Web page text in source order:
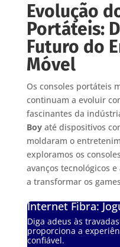
Evolução
Portáteis:
Futuro do
Móvel
Os consoles portáteis
continuam a evoluir
fascinantes da
Boyaté dispositivos
moldaram o
exploramos os
avanços tecnológicos
a transformar os
Internet Fibra:
Diga adeus às
proporciona a
confiável.